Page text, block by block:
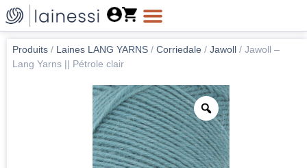
Produits / Laines LANG YARNS / Corriedale / Jawoll / Jawoll –
Lang Yarns || Pétrole clair